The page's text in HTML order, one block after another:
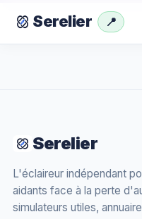
Serelier 📍
Serelier
L'éclaireur indépendant
aidants face à la perte
simulateurs utiles,